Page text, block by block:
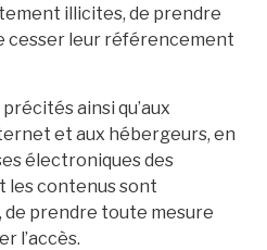
illicites, de prendre
cesser leur référencement
ainsi qu’aux
et aux hébergeurs, en
électroniques des
les contenus sont
prendre toute mesure
l’accès.